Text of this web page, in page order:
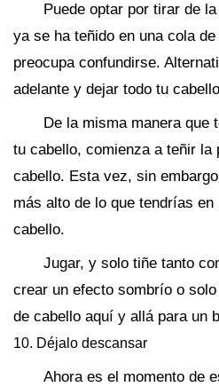
Puede optar por tirar de
ya se ha teñido en una cola
preocupa confundirse.
adelante y dejar todo tu
De la misma manera que
tu cabello, comienza a teñir la
cabello. Esta vez, sin
más alto de lo que tendrías en
cabello.
Jugar, y solo tiñe tanto
crear un efecto sombrío o
de cabello aquí y allá para un
10. Déjalo descansar
Ahora es el momento de